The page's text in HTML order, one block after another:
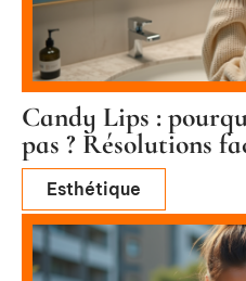
Candy Lips :
pas ? Résolutions
Esthétique